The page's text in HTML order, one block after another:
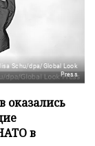
Schu/dpa/Global Look
Press
оказались
в